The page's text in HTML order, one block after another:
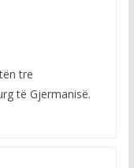
tre
të Gjermanisë.